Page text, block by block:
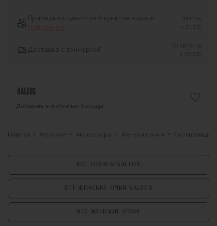
Примерка в одном из 6 пунктов выдачи
Подробнее
Завтра
c 21:00
Доставка с примеркой
10 августа
c 10:00
Добавить в любимые бренды
Главная Женское Аксессуары Женские очки
ВСЕ ТОВАРЫ KALEOS
ВСЕ ЖЕНСКИЕ ОЧКИ KALEOS
ВСЕ ЖЕНСКИЕ ОЧКИ